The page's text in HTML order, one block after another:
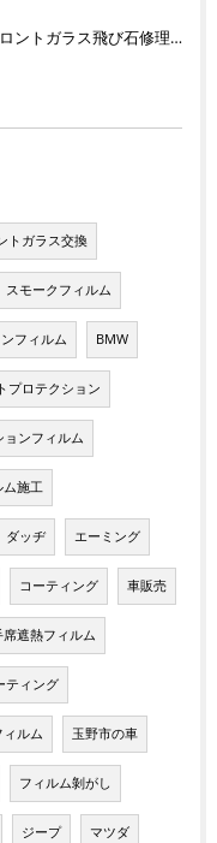
赤磐市のお客様にフロントガラス飛び石修理 ラパン【nexus株式会社】
トガラス交換
スモークフィルム
フィルム BMW
プロテクション
ンフィルム
ム施工
ダッヂ エーミング
コーティング 車販売
遮熱フィルム
ティング
ィルム 玉野市の車
フィルム剝がし
ジープ マツダ